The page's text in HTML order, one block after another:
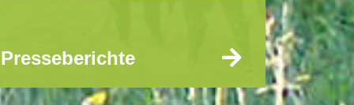
Presseberichte